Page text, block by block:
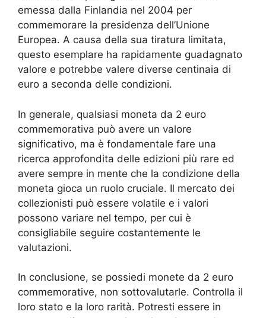
emessa dalla Finlandia nel 2004 per
commemorare la presidenza dell’Unione
Europea. A causa della sua tiratura limitata,
questo esemplare ha rapidamente guadagnato
valore e potrebbe valere diverse centinaia di
euro a seconda delle condizioni.
In generale, qualsiasi moneta da 2 euro
commemorativa può avere un valore
significativo, ma è fondamentale fare una
ricerca approfondita delle edizioni più rare ed
avere sempre in mente che la condizione della
moneta gioca un ruolo cruciale. Il mercato dei
collezionisti può essere volatile e i valori
possono variare nel tempo, per cui è
consigliabile seguire costantemente le
valutazioni.
In conclusione, se possiedi monete da 2 euro
commemorative, non sottovalutarle. Controlla il
loro stato e la loro rarità. Potresti essere in